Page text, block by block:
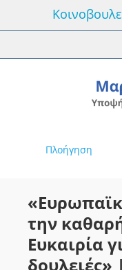
Πλοήγηση
την
Ευκαιρία